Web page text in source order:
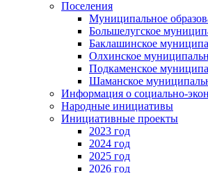
Поселения
Муниципальное
Большелугское
Баклашинское
Олхинское
Подкаменское
Шаманское
Информация о социально-
Народные инициативы
Инициативные проекты
2023 год
2024 год
2025 год
2026 год